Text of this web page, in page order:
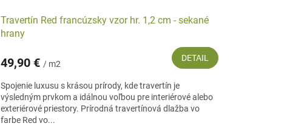
Travertín Red francúzsky vzor hr. 1,2 cm - sekané
hrany
49,90 € / m2
DETAIL
Spojenie luxusu s krásou prírody, kde travertín je
výsledným prvkom a idálnou voľbou pre interiérové alebo
exteriérové priestory. Prírodná travertínová dlažba vo
farbe Red vo...